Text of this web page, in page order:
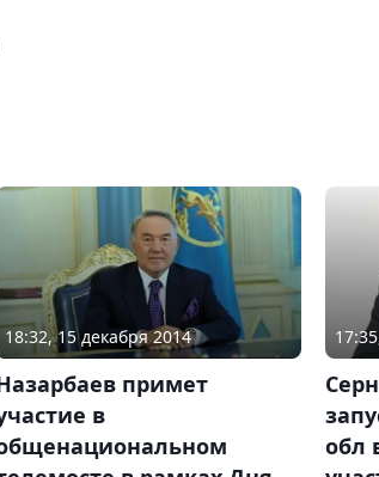
18:32, 15 декабря 2014
примет
в
обл